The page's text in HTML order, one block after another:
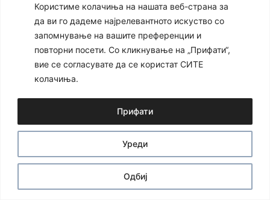
Користиме колачиња на нашата веб-страна за
да ви го дадеме најрелевантното искуство со
запомнување на вашите преференции и
повторни посети. Со кликнување на „Прифати“,
вие се согласувате да се користат СИТЕ
колачиња.
Уреди
Одбиј
Прифати